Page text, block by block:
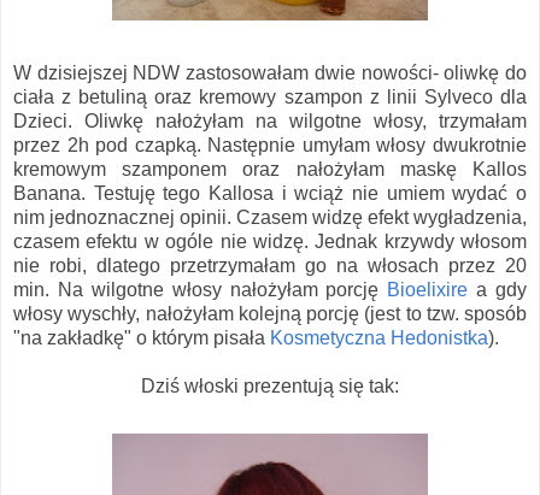
W dzisiejszej NDW zastosowałam dwie nowości- oliwkę do
ciała z betuliną oraz kremowy szampon z linii Sylveco dla
Dzieci. Oliwkę nałożyłam na wilgotne włosy, trzymałam
przez 2h pod czapką. Następnie umyłam włosy dwukrotnie
kremowym szamponem oraz nałożyłam maskę Kallos
Banana. Testuję tego Kallosa i wciąż nie umiem wydać o
nim jednoznacznej opinii. Czasem widzę efekt wygładzenia,
czasem efektu w ogóle nie widzę. Jednak krzywdy włosom
nie robi, dlatego przetrzymałam go na włosach przez 20
min. Na wilgotne włosy nałożyłam porcję Bioelixire a gdy
włosy wyschły, nałożyłam kolejną porcję (jest to tzw. sposób
"na zakładkę" o którym pisała Kosmetyczna Hedonistka).
Dziś włoski prezentują się tak: